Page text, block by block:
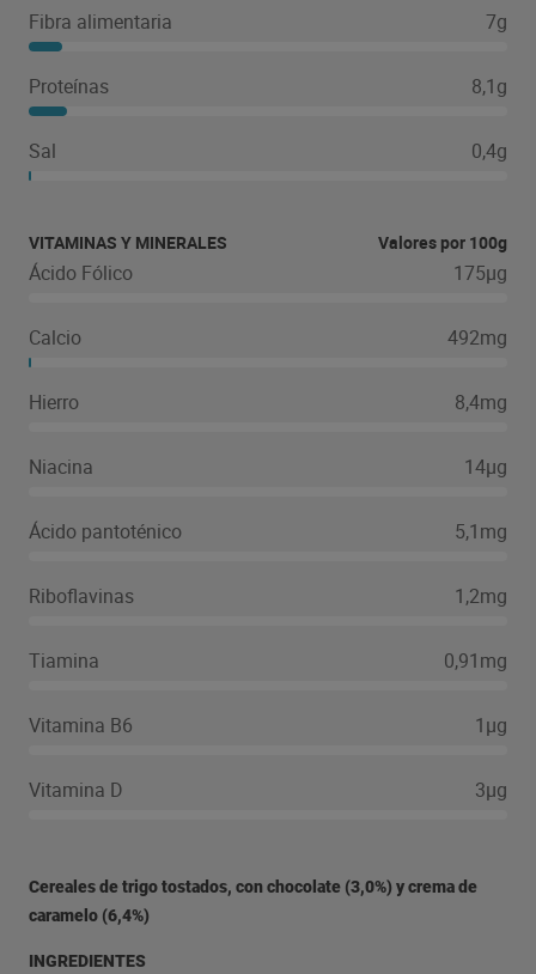
Fibra alimentaria
7g
Proteínas 8,1g
Sal 0,4g
VITAMINAS Y MINERALES Valores por 100g
Ácido Fólico 175µg
Calcio 492mg
Hierro 8,4mg
Niacina 14µg
Ácido pantoténico 5,1mg
Riboflavinas 1,2mg
Tiamina 0,91mg
Vitamina B6 1µg
Vitamina D 3µg
Cereales de trigo tostados, con chocolate (3,0%) y crema de
caramelo (6,4%)
INGREDIENTES